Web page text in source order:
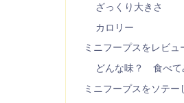
ざっくり大きさ
カロリー
ミニフープスをレビュ
どんな味？ 食べて
ミニフープスをソテー